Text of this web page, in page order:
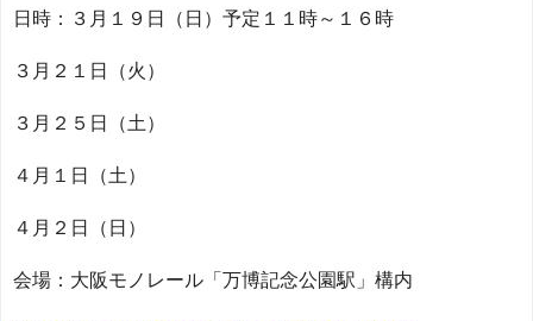
日時：３月１９日（日）予定１１時～１６時
３月２１日（火）
３月２５日（土）
４月１日（土）
４月２日（日）
会場：大阪モノレール「万博記念公園駅」構内